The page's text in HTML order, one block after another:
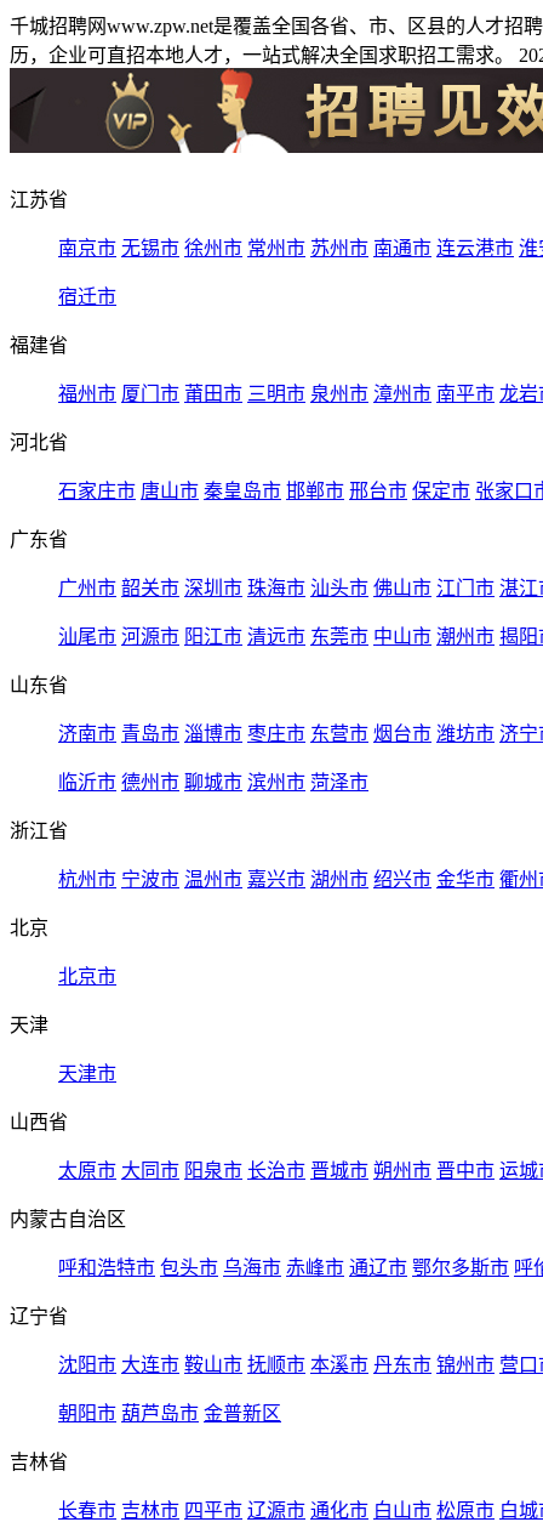
千城招聘网www.zpw.net是覆盖全国各省、市、区县的人才
历，企业可直招本地人才，一站式解决全国求职招工需求。
江苏省
南京市 无锡市 徐州市 常州市 苏州市 南通市 连云港市 淮
宿迁市
福建省
福州市 厦门市 莆田市 三明市 泉州市 漳州市 南平市 龙岩
河北省
石家庄市 唐山市 秦皇岛市 邯郸市 邢台市 保定市 张家口
广东省
广州市 韶关市 深圳市 珠海市 汕头市 佛山市 江门市 湛江
汕尾市 河源市 阳江市 清远市 东莞市 中山市 潮州市 揭阳
山东省
济南市 青岛市 淄博市 枣庄市 东营市 烟台市 潍坊市 济宁
临沂市 德州市 聊城市 滨州市 菏泽市
浙江省
杭州市 宁波市 温州市 嘉兴市 湖州市 绍兴市 金华市 衢州
北京
北京市
天津
天津市
山西省
太原市 大同市 阳泉市 长治市 晋城市 朔州市 晋中市 运城
内蒙古自治区
呼和浩特市 包头市 乌海市 赤峰市 通辽市 鄂尔多斯市 呼
辽宁省
沈阳市 大连市 鞍山市 抚顺市 本溪市 丹东市 锦州市 营口
朝阳市 葫芦岛市 金普新区
吉林省
长春市 吉林市 四平市 辽源市 通化市 白山市 松原市 白城